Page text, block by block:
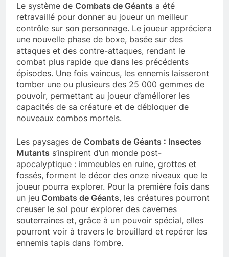
Le système de Combats de Géants a été
retravaillé pour donner au joueur un meilleur
contrôle sur son personnage. Le joueur appréciera
une nouvelle phase de boxe, basée sur des
attaques et des contre-attaques, rendant le
combat plus rapide que dans les précédents
épisodes. Une fois vaincus, les ennemis laisseront
tomber une ou plusieurs des 25 000 gemmes de
pouvoir, permettant au joueur d’améliorer les
capacités de sa créature et de débloquer de
nouveaux combos mortels.
Les paysages de Combats de Géants : Insectes
Mutants s’inspirent d’un monde post-
apocalyptique : immeubles en ruine, grottes et
fossés, forment le décor des onze niveaux que le
joueur pourra explorer. Pour la première fois dans
un jeu Combats de Géants, les créatures pourront
creuser le sol pour explorer des cavernes
souterraines et, grâce à un pouvoir spécial, elles
pourront voir à travers le brouillard et repérer les
ennemis tapis dans l’ombre.